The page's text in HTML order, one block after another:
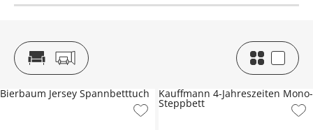
Bierbaum Jersey Spannbetttuch Kauffmann 4-Jahreszeiten Mono-
Steppbett